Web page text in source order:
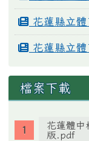
花蓮縣立
花蓮縣立
檔案下載
花蓮體中
版.pdf